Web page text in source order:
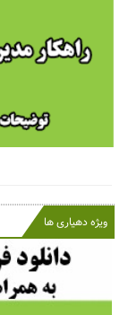
ویژه دهیاری ها